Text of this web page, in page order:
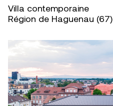
Villa contemporaine
Région de Haguenau (67)